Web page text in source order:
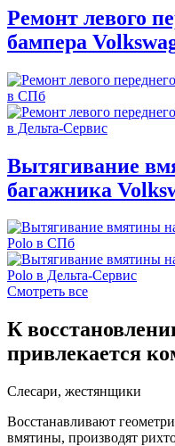
Ремонт левого
бампера
Вытягивание
багажника
Смотреть все
К
привлекается
Слесари, жестянщики
Восстанавливают
вмятины, производят